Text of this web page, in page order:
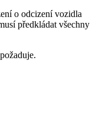
o odcizení vozidla
předkládat všechny